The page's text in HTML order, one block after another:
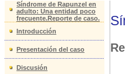
Síndrome de Rapunzel en
adulto: Una entidad poco
frecuente.Reporte de caso.
Introducción
Presentación del caso
Discusión